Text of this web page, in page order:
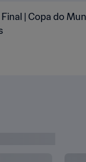
| Copa do